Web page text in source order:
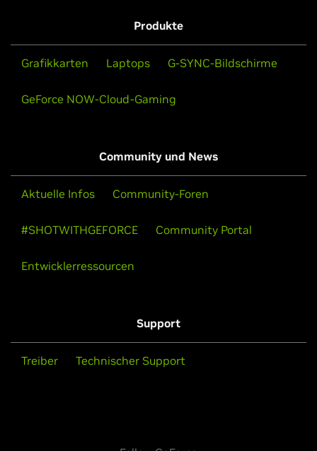
Produkte
Grafikkarten Laptops G-SYNC-Bildschirme
GeForce NOW-Cloud-Gaming
Community und News
Aktuelle Infos Community-Foren
#SHOTWITHGEFORCE Community Portal
Entwicklerressourcen
Support
Treiber Technischer Support